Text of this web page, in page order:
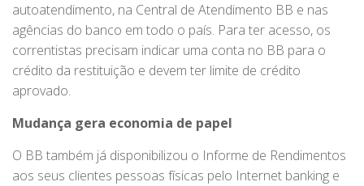
autoatendimento, na Central de Atendimento BB e nas
agências do banco em todo o país. Para ter acesso, os
correntistas precisam indicar uma conta no BB para o
crédito da restituição e devem ter limite de crédito
aprovado.
Mudança gera economia de papel
O BB também já disponibilizou o Informe de Rendimentos
aos seus clientes pessoas físicas pelo Internet banking e